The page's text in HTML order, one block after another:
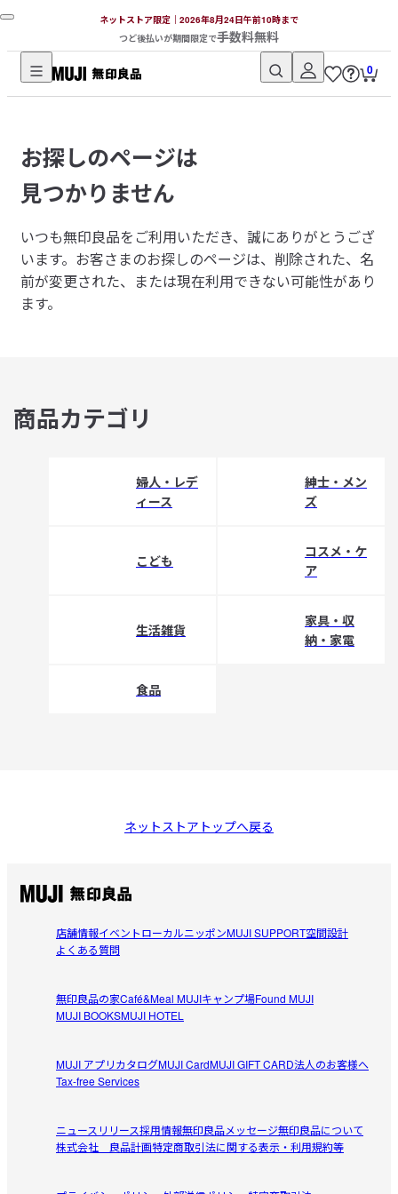
ネットストア限定｜2026年8月24日午前10時まで
つど後払いが期間限定で手数料無料
無
品
ネ
ッ
ト
ス
ト
ア
0
お探しのページは
見つかりません
いつも無印良品をご利用いただき、誠にありがとうござ
います。 お客さまのお探しのページは、削除された、名
前が変更された、または現在利用できない可能性があり
ます。
商品カテゴリ
婦人・レデ
ィース
紳士・メン
ズ
こども
コスメ・ケ
ア
生活雑貨
家具・収
納・家電
食品
ネットストアトップへ戻る
店舗情報イベントローカルニッポンMUJI SUPPORT空間設計
よくある質問
無印良品の家Café&Meal MUJIキャンプ場Found MUJI
MUJI BOOKSMUJI HOTEL
MUJI アプリカタログMUJI CardMUJI GIFT CARD法人のお客様へ
Tax-free Services
ニュースリリース採用情報無印良品メッセージ無印良品について
株式会社 良品計画特定商取引法に関する表示・利用規約等